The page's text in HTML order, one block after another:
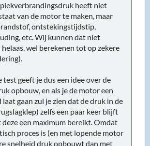
heeft niet
van de motor te maken, maar
ontstekingstijdstip,
etc. Wij kunnen dat niet
wel berekenen tot op zekere
test geeft je dus een idee over de
opbouw, en als je de motor een
laat gaan zul je zien dat de druk in de
zelfs een paar keer blijft
een maximum bereikt. Omdat
proces is (en met lopende motor
snelheid druk opbouwt dan met